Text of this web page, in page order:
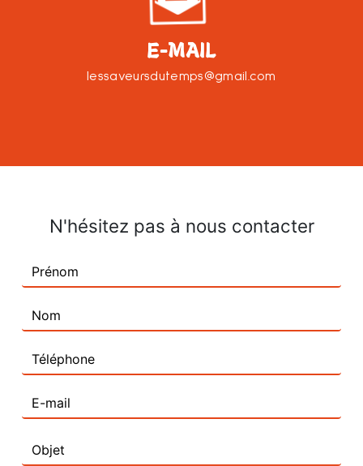
E-MAIL
lessaveursdutemps@gmail.com
N'hésitez pas à nous contacter